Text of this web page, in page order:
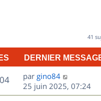
41
DERNIER
V
u
D
e
r
par gino84
25 juin 2025, 07:24